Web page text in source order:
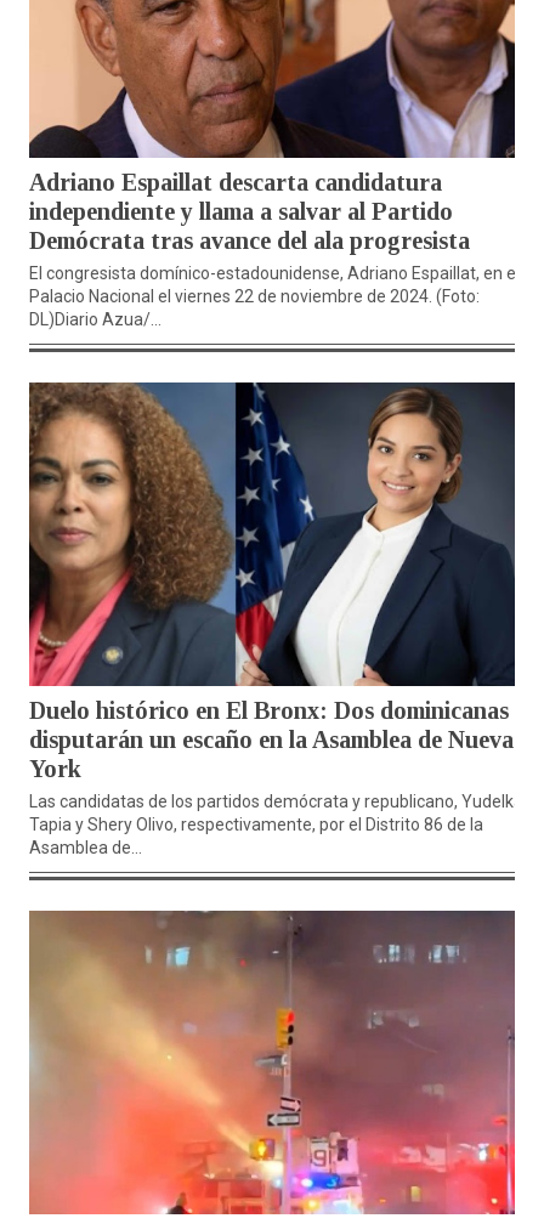
Adriano Espaillat descarta candidatura
independiente y llama a salvar al Partido
Demócrata tras avance del ala progresista
El congresista domínico-estadounidense, Adriano Espaillat, en el
Palacio Nacional el viernes 22 de noviembre de 2024. (Foto:
DL)Diario Azua/...
Duelo histórico en El Bronx: Dos dominicanas se
disputarán un escaño en la Asamblea de Nueva
York
Las candidatas de los partidos demócrata y republicano, Yudelka
Tapia y Shery Olivo, respectivamente, por el Distrito 86 de la
Asamblea de...